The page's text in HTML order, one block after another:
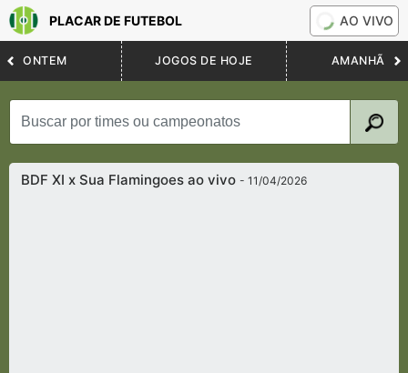
PLACAR DE FUTEBOL AO VIVO
ONTEM JOGOS DE HOJE AMANHÃ
BDF XI x Sua Flamingoes ao vivo- 11/04/2026